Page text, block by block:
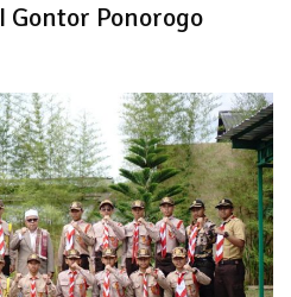
Gontor Ponorogo